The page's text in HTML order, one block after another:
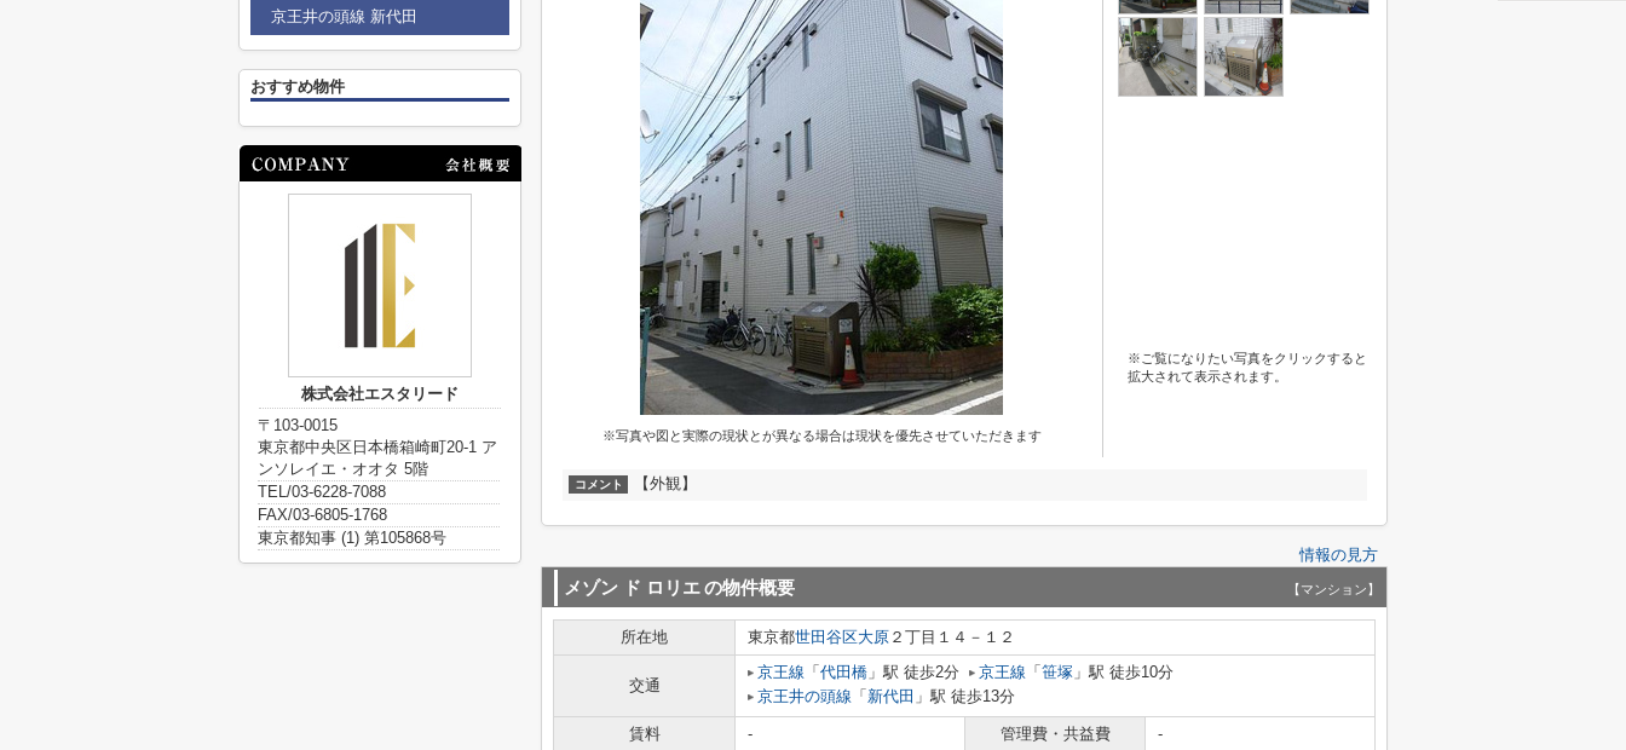
※写真や図と実際の現状とが異なる場合は現状を優先させていただきます
※ご覧になりたい写真をクリックすると
拡大されて表示されます。
コメント 【外観】
情報の見方
メゾン ド ロリエの物件概要 【マンション】
所在地 東京都世田谷区大原 ２丁目１４－１２
交通
京王線 「 代田橋 」駅 徒歩2分 京王線 「 笹塚 」駅 徒歩10分
京王井の頭線 「 新代田 」駅 徒歩13分
賃料 - 管理費・共益費
-
京王井の頭線 新代田
おすすめ物件
株式会社エスタリード
〒103-0015
東京都中央区日本橋箱崎町20-1 ア
ンソレイエ・オオタ 5階
TEL/03-6228-7088
FAX/03-6805-1768
東京都知事 (1) 第105868号